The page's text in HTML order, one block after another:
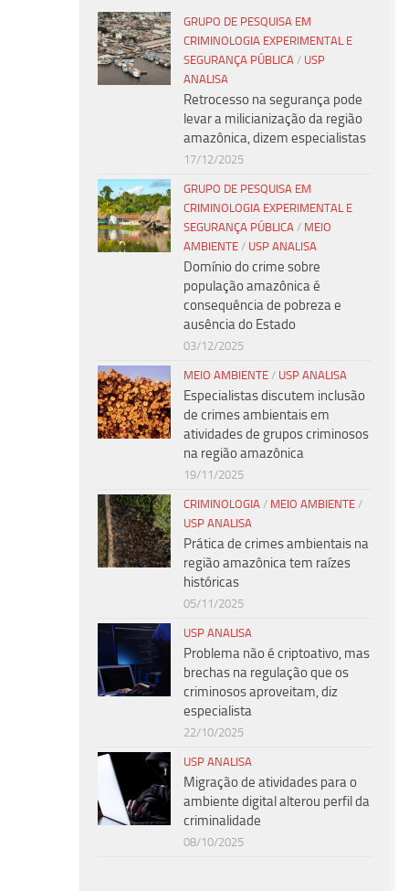
GRUPO DE PESQUISA EM
CRIMINOLOGIA EXPERIMENTAL E
SEGURANÇA PÚBLICA / USP
ANALISA
Retrocesso na segurança pode
levar a milicianização da região
amazônica, dizem especialistas
17/12/2025
GRUPO DE PESQUISA EM
CRIMINOLOGIA EXPERIMENTAL E
SEGURANÇA PÚBLICA / MEIO
AMBIENTE / USP ANALISA
Domínio do crime sobre
população amazônica é
consequência de pobreza e
ausência do Estado
03/12/2025
MEIO AMBIENTE / USP ANALISA
Especialistas discutem inclusão
de crimes ambientais em
atividades de grupos criminosos
na região amazônica
19/11/2025
CRIMINOLOGIA / MEIO AMBIENTE /
USP ANALISA
Prática de crimes ambientais na
região amazônica tem raízes
históricas
05/11/2025
USP ANALISA
Problema não é criptoativo, mas
brechas na regulação que os
criminosos aproveitam, diz
especialista
22/10/2025
USP ANALISA
Migração de atividades para o
ambiente digital alterou perfil da
criminalidade
08/10/2025